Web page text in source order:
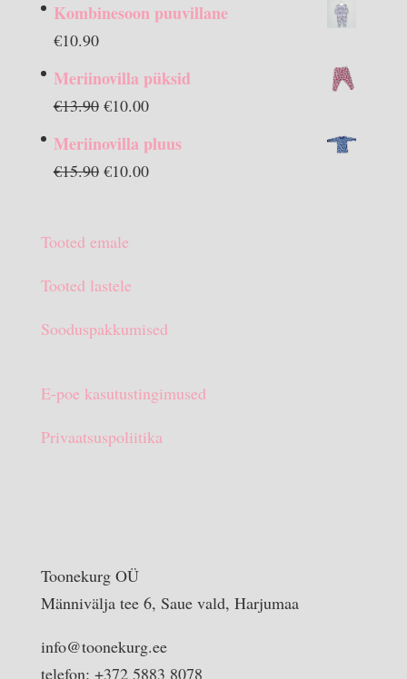
Kombinesoon puuvillane
€10.90
Meriinovilla püksid
€13.90 Algne
€10.00Praegune
on:
Meriinovilla pluus
€15.90 Algne
€15.90.
€10.00Praegune
Tooted emale
Tooted lastele
Sooduspakkumised
E-poe kasutustingimused
Privaatsuspoliitika
Toonekurg OÜ
Männivälja tee 6, Saue vald, Harjumaa
info@toonekurg.ee
telefon: +372 5883 8078